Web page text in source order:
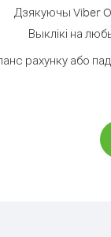
Дзякуючы Viber
Выклікі на
рахунку або